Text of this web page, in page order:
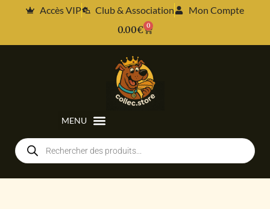
Accès VIP Club & Association
Mon Compte
0.00€ 0